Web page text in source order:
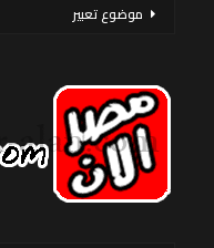
موضوع تعبير